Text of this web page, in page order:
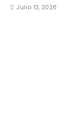
Julio 13, 2026